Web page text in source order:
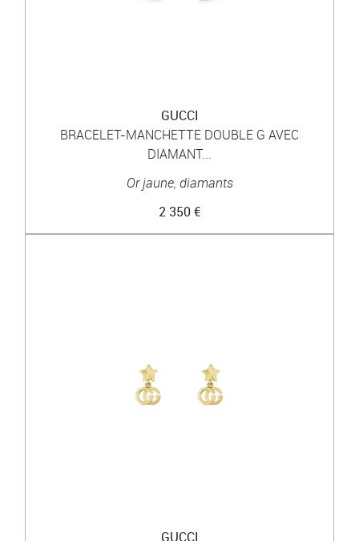
GUCCI
BRACELET-MANCHETTE DOUBLE G AVEC
DIAMANT...
Or jaune, diamants
2 350 €
GUCCI